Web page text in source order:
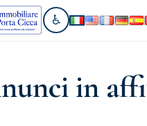
♿Vai alla sezione
in